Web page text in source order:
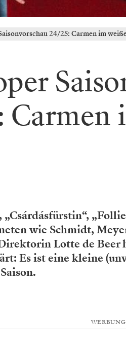
24/25: Carmen im
Carmen
„Csárdásfürstin“,
wie Schmidt,
Lotte de Beer
Es ist eine kleine
WERBUNG